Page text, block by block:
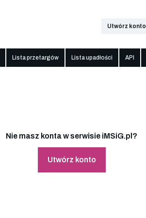
Utwórz konto
Lista przetargów Lista upadłości API
Nie masz konta w serwisie iMSiG.pl?
Utwórz konto